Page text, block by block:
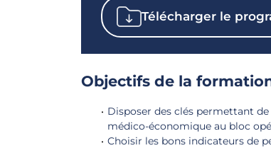
Télécharger le
Objectifs de la
Disposer des clés permettant
médico-économique au bloc
Choisir les bons indicateurs de